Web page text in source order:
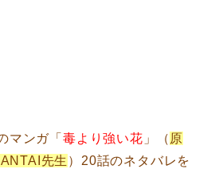
マンガ「 毒より強い花 」（ 原
先生 ）20話のネタバレを